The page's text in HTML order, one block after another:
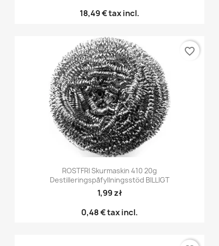
18,49 €tax incl.
ROSTFRI Skurmaskin 410 20g
Destilleringspåfyllningsstöd BILLIGT
1,99 zł
0,48 €tax incl.
favorite_border